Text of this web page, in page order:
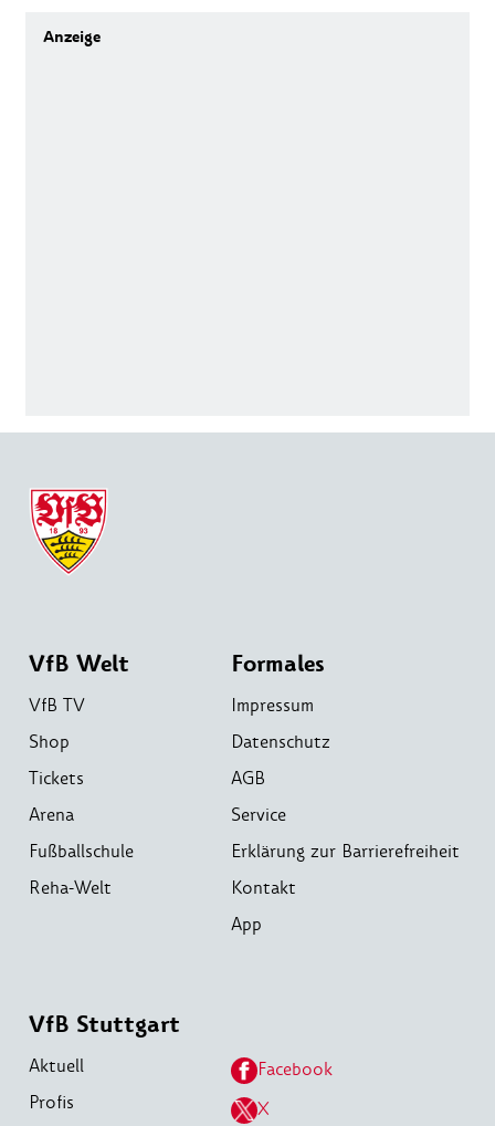
VfB Welt
VfB TV
Shop
Tickets
Arena
Fußballschule
Reha-Welt
Formales
Impressum
Datenschutz
AGB
Service
Erklärung zur Barrierefreiheit
Kontakt
App
VfB Stuttgart
Aktuell
Profis
Facebook
X